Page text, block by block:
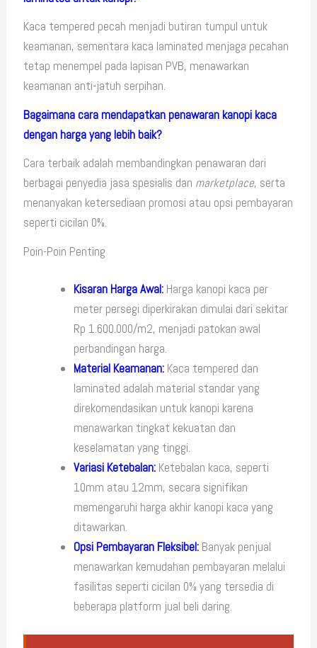
Kaca tempered pecah menjadi butiran tumpul untuk
keamanan, sementara kaca laminated menjaga pecahan
tetap menempel pada lapisan PVB, menawarkan
keamanan anti-jatuh serpihan.
Bagaimana cara mendapatkan penawaran kanopi kaca
dengan harga yang lebih baik?
Cara terbaik adalah membandingkan penawaran dari
berbagai penyedia jasa spesialis dan marketplace, serta
menanyakan ketersediaan promosi atau opsi pembayaran
seperti cicilan 0%.
Poin-Poin Penting
Kisaran Harga Awal: Harga kanopi kaca per
meter persegi diperkirakan dimulai dari sekitar
Rp 1.600.000/m2, menjadi patokan awal
perbandingan harga.
Material Keamanan: Kaca tempered dan
laminated adalah material standar yang
direkomendasikan untuk kanopi karena
menawarkan tingkat kekuatan dan
keselamatan yang tinggi.
Variasi Ketebalan: Ketebalan kaca, seperti
10mm atau 12mm, secara signifikan
memengaruhi harga akhir kanopi kaca yang
ditawarkan.
Opsi Pembayaran Fleksibel: Banyak penjual
menawarkan kemudahan pembayaran melalui
fasilitas seperti cicilan 0% yang tersedia di
beberapa platform jual beli daring.